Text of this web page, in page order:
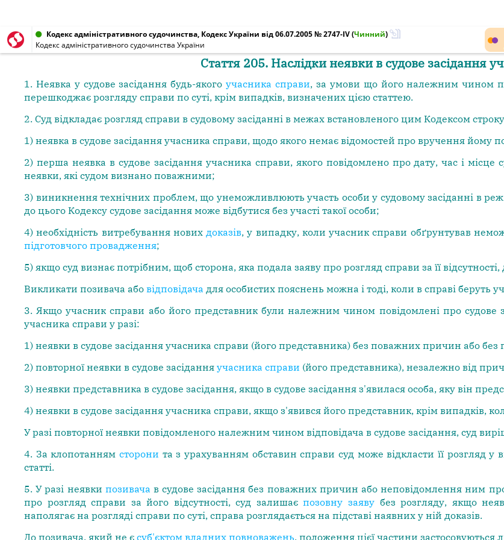
Кодекс адміністративного судочинства, Кодекс України від 06.07.2005 № 2747-IV(Чинний)
Кодекс адміністративного судочинства України